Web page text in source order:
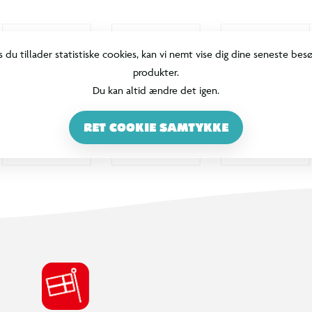
du tillader statistiske cookies, kan vi nemt vise dig dine seneste
produkter.
Du kan altid ændre det igen.
RET COOKIE SAMTYKKE